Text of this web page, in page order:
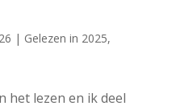
| Gelezen in 2025,
het lezen en ik deel